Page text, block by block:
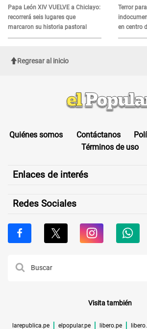
Papa León XIV VUELVE a Chiclayo:
recorrerá seis lugares que
marcaron su historia pastoral
es?
Terror
en centro
sufrir una
Regresar al inicio
Quiénes somos Contáctanos
Términos de uso
Enlaces de interés
Redes Sociales
Visita también
larepublica.pe elpopular.pe libero.pe